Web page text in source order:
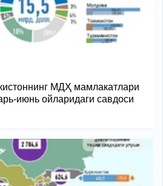
МДҲ мамлакатлари
июнь ойларидаги савдоси